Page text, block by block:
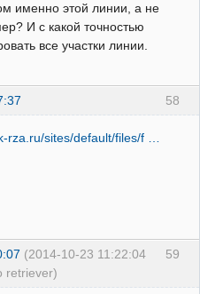
именно этой линии, а не
И с какой точностью
все участки линии.
58
rza.ru/sites/default/files/f …
59
(2014-10-23 11:22:04
retriever)